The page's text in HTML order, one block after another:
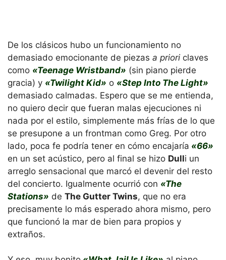
De los clásicos hubo un funcionamiento no
demasiado emocionante de piezas a priori claves
como «Teenage Wristband» (sin piano pierde
gracia) y «Twilight Kid» o «Step Into The Light»
demasiado calmadas. Espero que se me entienda,
no quiero decir que fueran malas ejecuciones ni
nada por el estilo, simplemente más frías de lo que
se presupone a un frontman como Greg. Por otro
lado, poca fe podría tener en cómo encajaría «66»
en un set acústico, pero al final se hizo Dulli un
arreglo sensacional que marcó el devenir del resto
del concierto. Igualmente ocurrió con «The
Stations» de The Gutter Twins, que no era
precisamente lo más esperado ahora mismo, pero
que funcionó la mar de bien para propios y
extraños.